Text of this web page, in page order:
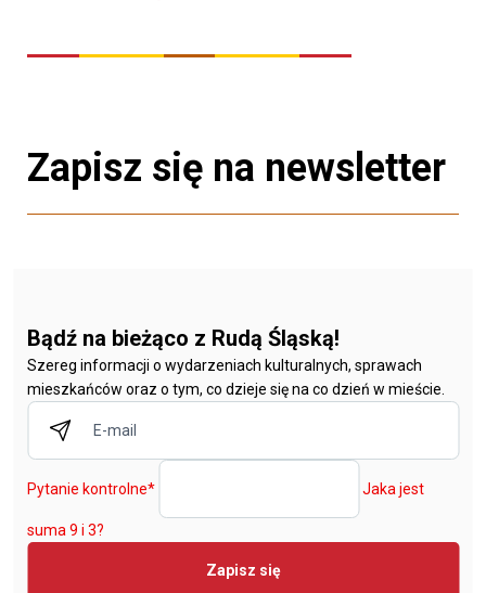
Zapisz się na newsletter
Bądź na bieżąco z Rudą Śląską!
Szereg informacji o wydarzeniach kulturalnych, sprawach
mieszkańców oraz o tym, co dzieje się na co dzień w mieście.
Pytanie kontrolne* Jaka jest
suma 9 i 3?
Zapisz się